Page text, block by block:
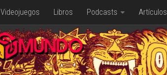
Videojuegos Libros Podcasts Artículos